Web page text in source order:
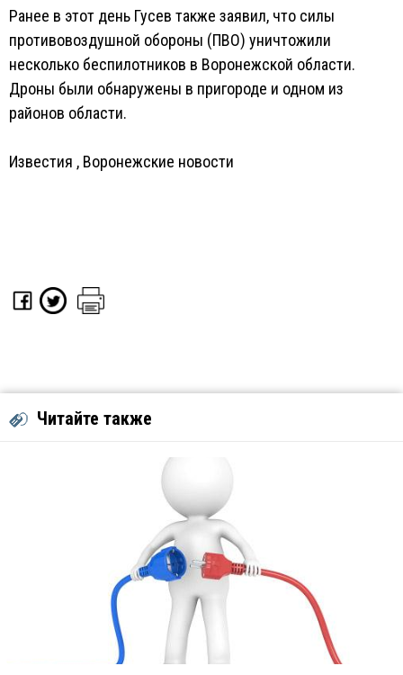
Ранее в этот день Гусев также заявил, что силы
противовоздушной обороны (ПВО) уничтожили
несколько беспилотников в Воронежской области.
Дроны были обнаружены в пригороде и одном из
районов области.
Известия , Воронежские новости
Читайте также